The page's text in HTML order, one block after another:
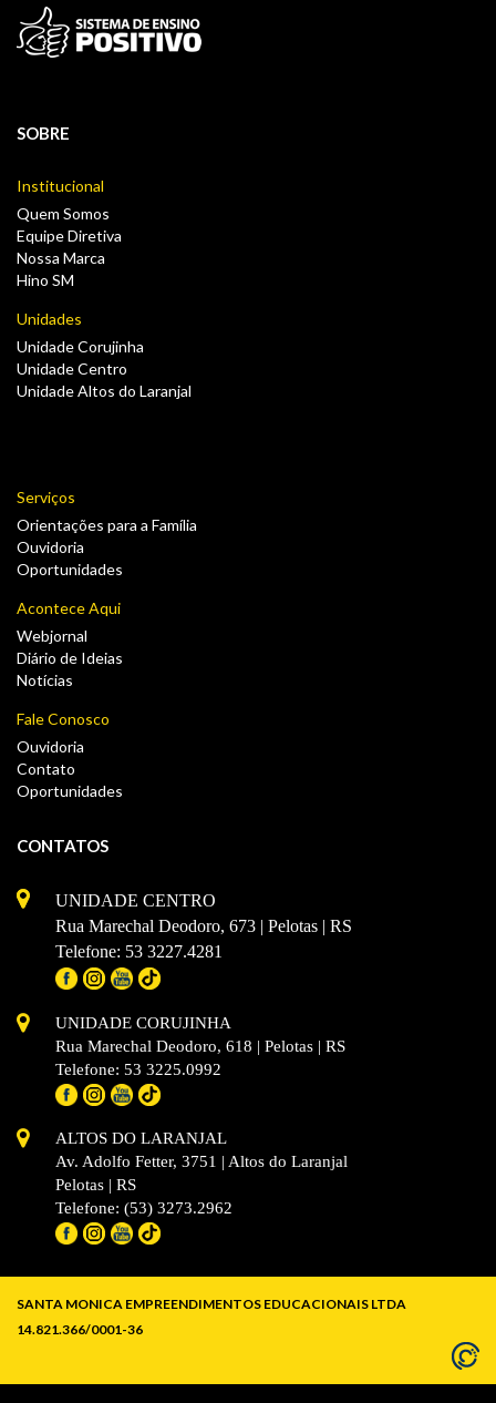
SOBRE
Institucional
Quem Somos
Equipe Diretiva
Nossa Marca
Hino SM
Unidades
Unidade Corujinha
Unidade Centro
Unidade Altos do Laranjal
Serviços
Orientações para a Família
Ouvidoria
Oportunidades
Acontece Aqui
Webjornal
Diário de Ideias
Notícias
Fale Conosco
Ouvidoria
Contato
Oportunidades
CONTATOS
UNIDADE CENTRO
Rua Marechal Deodoro, 673 | Pelotas | RS
Telefone: 53 3227.4281
UNIDADE CORUJINHA
Rua Marechal Deodoro, 618 | Pelotas | RS
Telefone: 53 3225.0992
ALTOS DO LARANJAL
Av. Adolfo Fetter, 3751 | Altos do Laranjal
Pelotas | RS
Telefone: (53) 3273.2962
SANTA MONICA EMPREENDIMENTOS EDUCACIONAIS LTDA
14.821.366/0001-36